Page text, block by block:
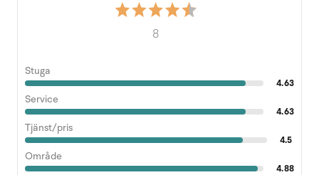
8
Stuga
4.63
Service
4.63
Tjänst/pris
4.5
Område
4.88